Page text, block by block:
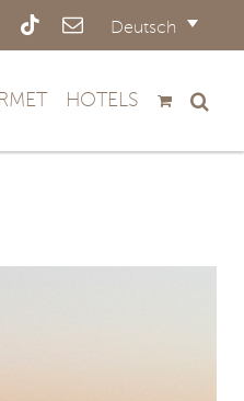
Deutsch
PinterestTiktokE-
HOTELS